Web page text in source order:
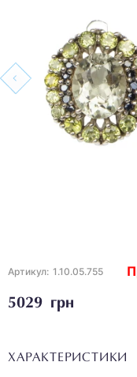
Артикул: 1.10.05.755
5029 грн
ХАРАКТЕРИСТИКИ